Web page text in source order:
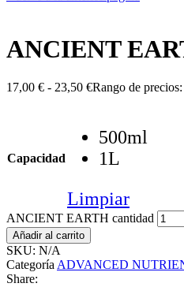
ANCIENT
17,00 € - 23,50 €Rango de
Capacidad
500ml
1L
Limpiar
ANCIENT EARTH cantidad
Añadir al carrito
SKU: N/A
Categoría ADVANCED
Share: